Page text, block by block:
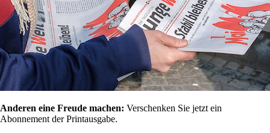
Anderen eine Freude machen: Verschenken Sie jetzt ein
Abonnement der Printausgabe.